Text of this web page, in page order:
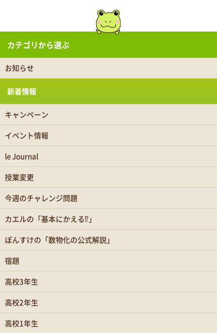
カテゴリから選ぶ
お知らせ
新着情報
キャンペーン
イベント情報
le Journal
授業変更
今週のチャレンジ問題
カエルの「基本にかえる⁉」
ぽんすけの「数物化の公式解説」
宿題
高校3年生
高校2年生
高校1年生